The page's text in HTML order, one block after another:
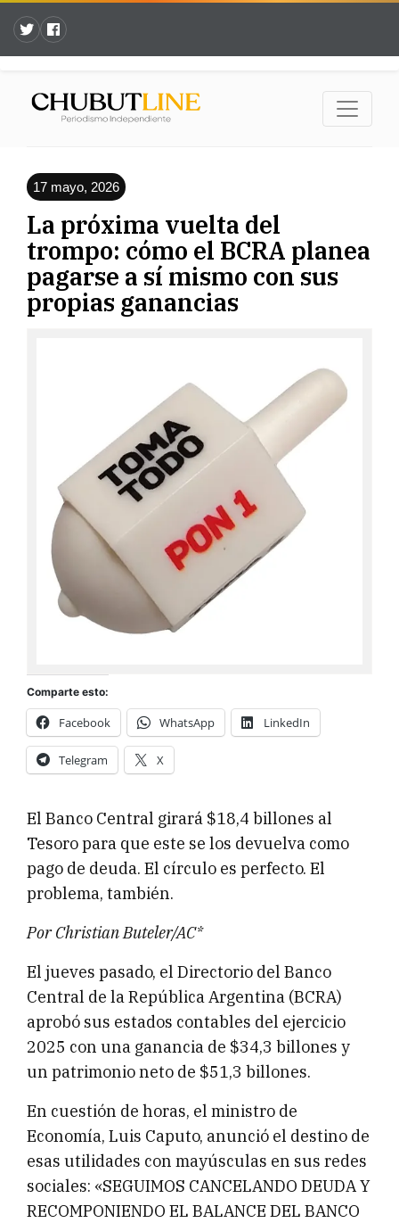
17 mayo, 2026
La próxima vuelta del
trompo: cómo el BCRA planea
pagarse a sí mismo con sus
propias ganancias
Comparte esto:
Facebook WhatsApp LinkedIn
Telegram X
El Banco Central girará $18,4 billones al
Tesoro para que este se los devuelva como
pago de deuda. El círculo es perfecto. El
problema, también.
Por Christian Buteler/AC*
El jueves pasado, el Directorio del Banco
Central de la República Argentina (BCRA)
aprobó sus estados contables del ejercicio
2025 con una ganancia de $34,3 billones y
un patrimonio neto de $51,3 billones.
En cuestión de horas, el ministro de
Economía, Luis Caputo, anunció el destino de
esas utilidades con mayúsculas en sus redes
sociales: «SEGUIMOS CANCELANDO DEUDA Y
RECOMPONIENDO EL BALANCE DEL BANCO